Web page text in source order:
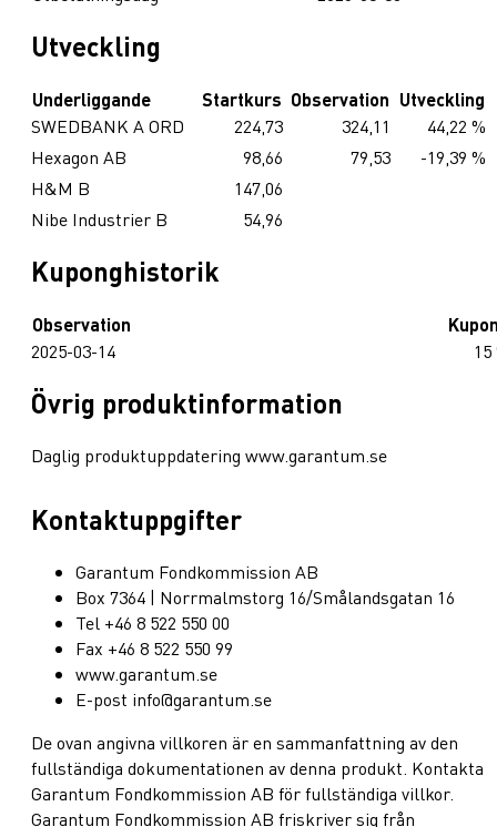
Utveckling
Underliggande Startkurs Observation Utveckling
SWEDBANK A ORD
224,73 324,11
44,22 %
Hexagon AB
98,66 79,53
-19,39 %
H&M B
147,06
Nibe Industrier B
54,96
Kuponghistorik
Observation
2025-03-14
15
Övrig produktinformation
Daglig produktuppdatering www.garantum.se
Kontaktuppgifter
Garantum Fondkommission AB
Box 7364 | Norrmalmstorg 16/Smålandsgatan 16
Tel +46 8 522 550 00
Fax +46 8 522 550 99
www.garantum.se
E-post info@garantum.se
De ovan angivna villkoren är en sammanfattning av den
fullständiga dokumentationen av denna produkt. Kontakta
Garantum Fondkommission AB för fullständiga villkor.
Garantum Fondkommission AB friskriver sig från